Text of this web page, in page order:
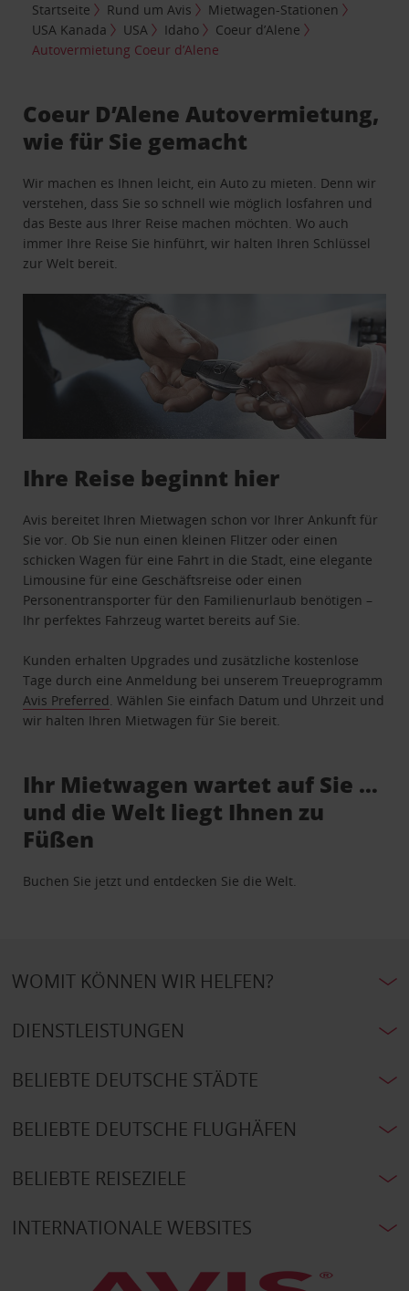
Startseite Rund um Avis
Mietwagen-Stationen
USA Kanada
USA Idaho
Coeur d’Alene
Autovermietung Coeur d’Alene
Coeur D’Alene Autovermietung,
wie für Sie gemacht
Wir machen es Ihnen leicht, ein Auto zu mieten. Denn wir
verstehen, dass Sie so schnell wie möglich losfahren und
das Beste aus Ihrer Reise machen möchten. Wo auch
immer Ihre Reise Sie hinführt, wir halten Ihren Schlüssel
zur Welt bereit.
Ihre Reise beginnt hier
Avis bereitet Ihren Mietwagen schon vor Ihrer Ankunft für
Sie vor. Ob Sie nun einen kleinen Flitzer oder einen
schicken Wagen für eine Fahrt in die Stadt, eine elegante
Limousine für eine Geschäftsreise oder einen
Personentransporter für den Familienurlaub benötigen –
Ihr perfektes Fahrzeug wartet bereits auf Sie.
Kunden erhalten Upgrades und zusätzliche kostenlose
Tage durch eine Anmeldung bei unserem Treueprogramm
Avis Preferred . Wählen Sie einfach Datum und Uhrzeit und
wir halten Ihren Mietwagen für Sie bereit.
Ihr Mietwagen wartet auf Sie …
und die Welt liegt Ihnen zu
Füßen
Buchen Sie jetzt und entdecken Sie die Welt.
WOMIT KÖNNEN WIR HELFEN?
DIENSTLEISTUNGEN
BELIEBTE DEUTSCHE STÄDTE
BELIEBTE DEUTSCHE FLUGHÄFEN
BELIEBTE REISEZIELE
INTERNATIONALE WEBSITES